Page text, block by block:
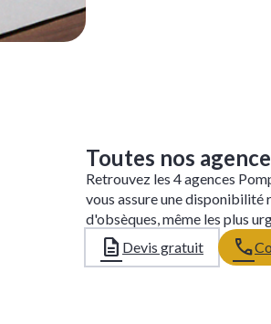
Toutes nos
Retrouvez les 4 agences
vous assure une
d'obsèques, même les plus
Devis gratuit
Leaflet